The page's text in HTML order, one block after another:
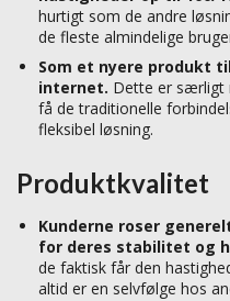
hurtigt som de andre
de fleste almindelige
Som et nyere produkt
internet. Dette er særligt
få de traditionelle
fleksibel løsning.
Produktkvalitet
Kunderne roser
for deres stabilitet og
de faktisk får den
altid er en selvfølge hos